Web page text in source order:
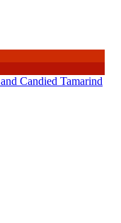
Candied Tamarind